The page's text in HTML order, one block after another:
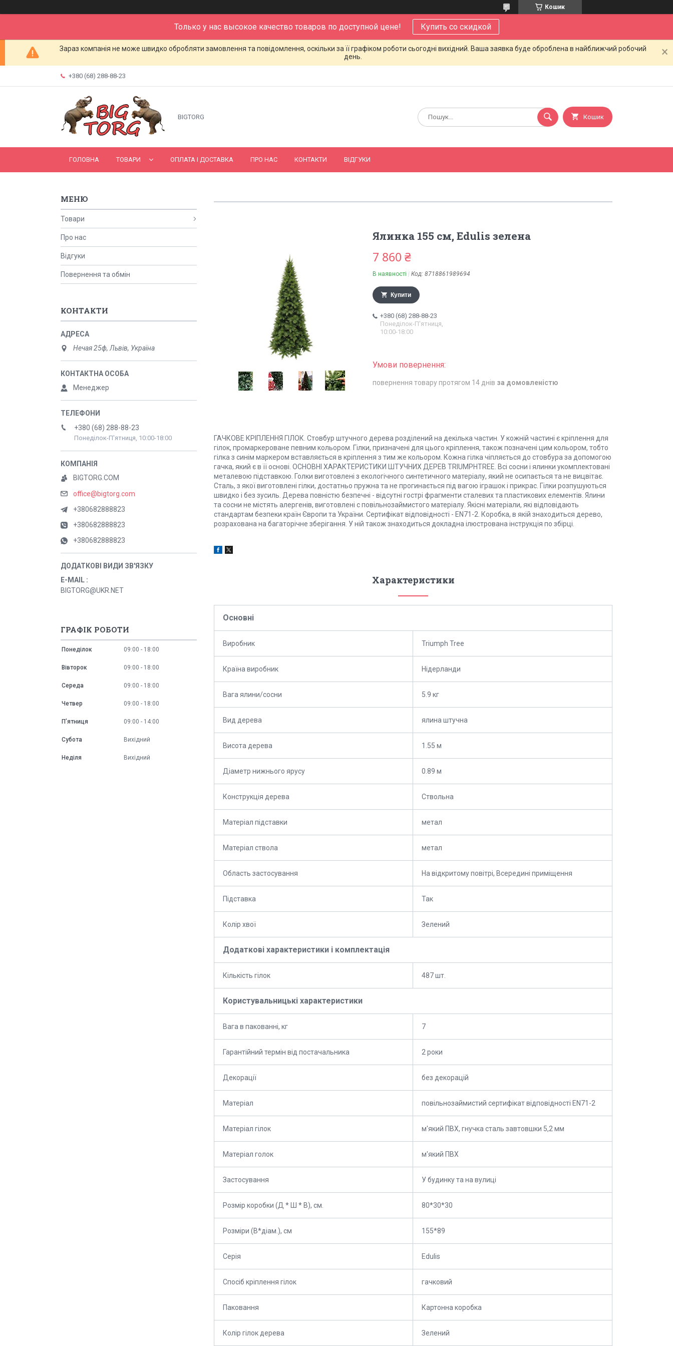
Кошик
Только у нас высокое качество товаров по доступной цене! Купить со скидкой
Зараз компанія не може швидко обробляти замовлення та повідомлення, оскільки за її графіком роботи сьогодні вихідний. Ваша заявка буде оброблена в найближчий робочий
день.
+380 (68) 288-88-23
BIGTORG Кошик
ГОЛОВНА ТОВАРИ ОПЛАТА І ДОСТАВКА ПРО НАС КОНТАКТИ ВІДГУКИ
Ялинка 155 см, Edulis зелена
7 860 ₴
В наявності Код: 8718861989694
Купити
+380 (68) 288-88-23
Понеділок-П'ятниця,
10:00-18:00
повернення товару протягом 14 днів за домовленістю
ГАЧКОВЕ КРІПЛЕННЯ ГІЛОК. Стовбур штучного дерева розділений на декілька частин. У кожній частині є кріплення для
гілок, промаркероване певним кольором. Гілки, призначені для цього кріплення, також позначені цим кольором, тобто
гілка з синім маркером вставляється в кріплення з тим же кольором. Кожна гілка чіпляється до стовбура за допомогою
гачка, який є в її основі. ОСНОВНІ ХАРАКТЕРИСТИКИ ШТУЧНИХ ДЕРЕВ TRIUMPHTREE. Всі сосни і ялинки укомплектовані
металевою підставкою. Голки виготовлені з екологічного синтетичного матеріалу, який не осипається та не вицвітає.
Сталь, з якої виготовлені гілки, достатньо пружна та не прогинається під вагою іграшок і прикрас. Гілки розпушуються
швидко і без зусиль. Дерева повністю безпечні - відсутні гострі фрагменти сталевих та пластикових елементів. Ялини
та сосни не містять алергенів, виготовленi с повiльнозаймистого матеріалу. Якісні матеріали, які відповідають
стандартам безпеки країн Європи та України. Сертифікат відповідності - EN71-2. Коробка, в якій знаходиться дерево,
розрахована на багаторічне зберігання. У ній також знаходиться докладна ілюстрована інструкція по збірці.
Характеристики
Основні
Виробник Triumph Tree
Країна виробник Нідерланди
Вага ялини/сосни 5.9 кг
Вид дерева ялина штучна
Висота дерева 1.55 м
Діаметр нижнього ярусу 0.89 м
Конструкція дерева Ствольна
Матеріал підставки метал
Матеріал ствола метал
Область застосування На відкритому повітрі, Всередині приміщення
Підставка Так
Колір хвої Зелений
Додаткові характеристики і комплектація
Кількість гілок 487 шт.
Користувальницькі характеристики
Вага в пакованні, кг 7
Гарантійний термін від постачальника 2 роки
Декорації без декорацій
Матеріал повільнозаймистий сертифікат відповідності EN71-2
Матеріал гілок м'який ПВХ, гнучка сталь завтовшки 5,2 мм
Матеріал голок м'який ПВХ
Застосування У будинку та на вулиці
Розмір коробки (Д * Ш * В), см. 80*30*30
Розміри (В*діам.), см 155*89
Серія Edulis
Спосіб кріплення гілок гачковий
Паковання Картонна коробка
Колір гілок дерева Зелений
Товари
Про нас
Відгуки
Повернення та обмін
КОНТАКТИ
Нечая 25ф, Львів, Україна
Менеджер
+380 (68) 288-88-23
Понеділок-П'ятниця, 10:00-18:00
BIGTORG.COM
office@bigtorg.com
+380682888823
+380682888823
+380682888823
E-MAIL
BIGTORG@UKR.NET
ГРАФІК РОБОТИ
Понеділок 09:00 18:00
Вівторок 09:00 18:00
Середа 09:00 18:00
Четвер 09:00 18:00
Пʼятниця 09:00 14:00
Субота Вихідний
Неділя Вихідний